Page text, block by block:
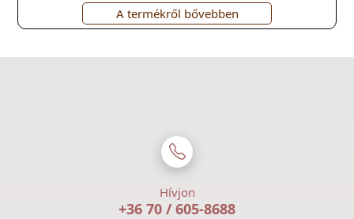
A termékről bővebben
Hívjon
+36 70 / 605-8688